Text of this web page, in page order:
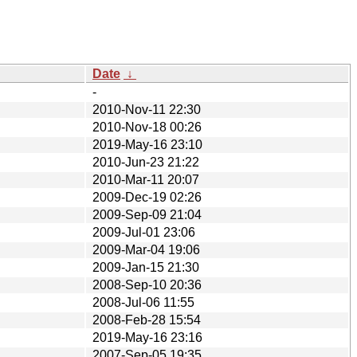
Date ↓
-
2010-Nov-11 22:30
2010-Nov-18 00:26
2019-May-16 23:10
2010-Jun-23 21:22
2010-Mar-11 20:07
2009-Dec-19 02:26
2009-Sep-09 21:04
2009-Jul-01 23:06
2009-Mar-04 19:06
2009-Jan-15 21:30
2008-Sep-10 20:36
2008-Jul-06 11:55
2008-Feb-28 15:54
2019-May-16 23:16